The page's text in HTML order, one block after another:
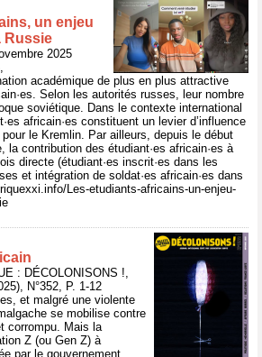
un enjeu
Russie
2025
académique de plus en plus attractive
Selon les autorités russes, leur nombre
soviétique. Dans le contexte international
africain·es constituent un levier d’influence
le Kremlin. Par ailleurs, depuis le début
la contribution des étudiant·es africain·es à
directe (étudiant·es inscrit·es dans les
et intégration de soldat·es africain·es dans
Les-etudiants-africains-un-enjeu-
: DÉCOLONISONS !,
N°352, P. 1-12
et malgré une violente
se mobilise contre
corrompu. Mais la
Z (ou Gen Z) à
par le gouvernement